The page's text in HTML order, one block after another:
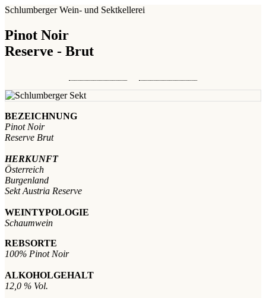
Schlumberger Wein- und Sektkellerei
Pinot Noir
Reserve - Brut
BEZEICHNUNG
Pinot Noir
Reserve Brut
HERKUNFT
Österreich
Burgenland
Sekt Austria Reserve
WEINTYPOLOGIE
Schaumwein
REBSORTE
100% Pinot Noir
ALKOHOLGEHALT
12,0 % Vol.